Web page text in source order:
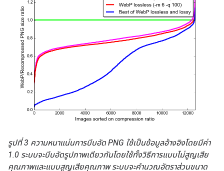
รูปที่ 3 ความหนาแน่นการบีบอัด PNG ใช้เป็นข้อมูลอ้างอิงโดยมีค่า
1.0 ระบบจะบีบอัดรูปภาพเดียวกันโดยใช้ทั้งวิธีการแบบไม่สูญเสีย
คุณภาพและแบบสูญเสียคุณภาพ ระบบจะคํานวณอัตราส่วนขนาด